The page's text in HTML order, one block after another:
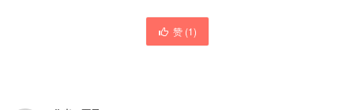
赞 (1)